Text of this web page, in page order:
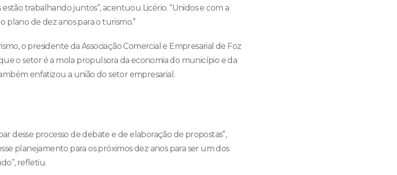
trabalhando juntos”, acentuou Licério. “Unidos e com a
plano de dez anos para o turismo.”
o presidente da Associação Comercial e Empresarial de Foz
que o setor é a mola propulsora da economia do município e da
enfatizou a união do setor empresarial.
desse processo de debate e de elaboração de propostas”,
planejamento para os próximos dez anos para ser um dos
refletiu.